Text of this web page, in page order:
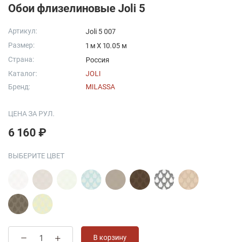
Обои флизелиновые Joli 5
Артикул:
Joli 5 007
Размер:
1 м X 10.05 м
Страна:
Россия
Каталог:
JOLI
Бренд:
MILASSA
ЦЕНА ЗА РУЛ.
6 160 ₽
ВЫБЕРИТЕ ЦВЕТ
В корзину